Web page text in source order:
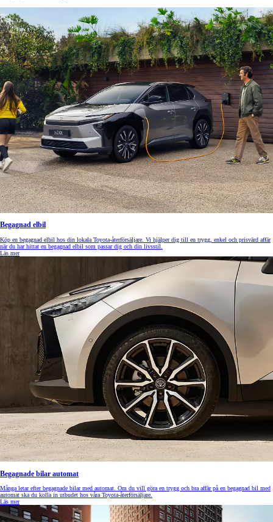
Begagnad elbil
Köp en begagnad elbil hos din lokala Toyota-återförsäljare. Vi hjälper dig till en trygg, enkel och prisvärd affär
när du har hittat en begagnad elbil som passar dig och din livsstil.
Läs mer
Begagnade bilar automat
Många letar efter begagnade bilar med automat. Om du vill göra en trygg och bra affär på en begagnad bil med
automat ska du kolla in utbudet hos våra Toyota-återförsäljare.
Läs mer